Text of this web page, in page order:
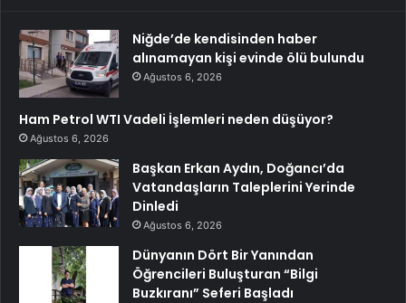
Niğde’de kendisinden haber
alınamayan kişi evinde ölü bulundu
Ağustos 6, 2026
Ham Petrol WTI Vadeli İşlemleri neden düşüyor?
Ağustos 6, 2026
Başkan Erkan Aydın, Doğancı’da
Vatandaşların Taleplerini Yerinde
Dinledi
Ağustos 6, 2026
Dünyanın Dört Bir Yanından
Öğrencileri Buluşturan “Bilgi
Buzkıranı” Seferi Başladı